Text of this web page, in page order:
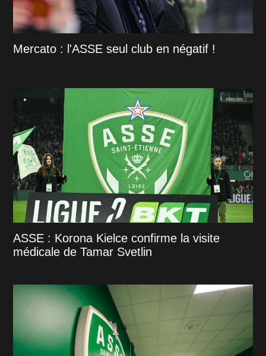
Mercato : l'ASSE seul club en négatif !
ASSE : Korona Kielce confirme la visite
médicale de Tamar Svetlin